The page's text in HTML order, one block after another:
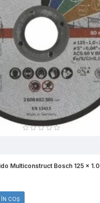
Multiconstruct Bosch 125 x 1.0
COŞ